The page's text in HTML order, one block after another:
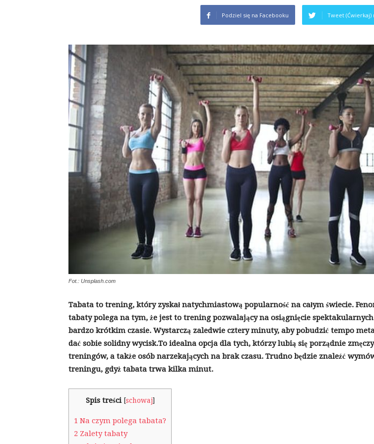
Podziel się na Facebooku Tweet (Ćwierkaj)
Fot.: Unsplash.com
Tabata to trening, który zyskał natychmiastową popularność na całym świecie.
tabaty polega na tym, że jest to trening pozwalający na osiągnięcie
bardzo krótkim czasie. Wystarczą zaledwie cztery minuty, aby pobudzić tempo
dać sobie solidny wycisk.To idealna opcja dla tych, którzy lubią się porządnie
treningów, a także osób narzekających na brak czasu. Trudno będzie znaleźć
treningu, gdyż tabata trwa kilka minut.
Spis treści [schowaj]
1 Na czym polega tabata?
2 Zalety tabaty